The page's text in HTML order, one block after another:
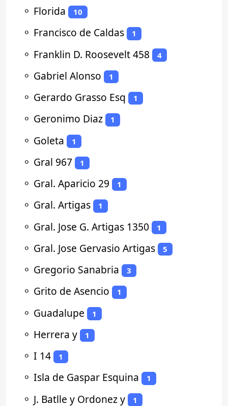
⚬ Florida 10
⚬ Francisco de Caldas 1
⚬ Franklin D. Roosevelt 458 4
⚬ Gabriel Alonso 1
⚬ Gerardo Grasso Esq 1
⚬ Geronimo Diaz 1
⚬ Goleta 1
⚬ Gral 967 1
⚬ Gral. Aparicio 29 1
⚬ Gral. Artigas 1
⚬ Gral. Jose G. Artigas 1350 1
⚬ Gral. Jose Gervasio Artigas 5
⚬ Gregorio Sanabria 3
⚬ Grito de Asencio 1
⚬ Guadalupe 1
⚬ Herrera y 1
⚬ I 14 1
⚬ Isla de Gaspar Esquina 1
⚬ J. Batlle y Ordonez y 1